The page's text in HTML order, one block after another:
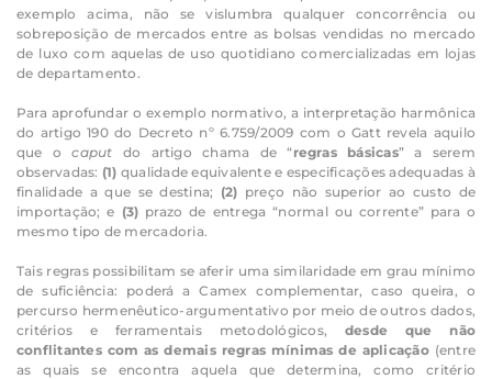
exemplo acima, não se vislumbra qualquer concorrência ou
sobreposição de mercados entre as bolsas vendidas no mercado
de luxo com aquelas de uso quotidiano comercializadas em lojas
de departamento.
Para aprofundar o exemplo normativo, a interpretação harmônica
do artigo 190 do Decreto nº 6.759/2009 com o Gatt revela aquilo
que ocaput do artigo chama de “regras básicas” a serem
observadas: (1) qualidade equivalente e especificações adequadas à
finalidade a que se destina; (2) preço não superior ao custo de
importação; e (3) prazo de entrega “normal ou corrente” para o
mesmo tipo de mercadoria.
Tais regras possibilitam se aferir uma similaridade em grau mínimo
de suficiência: poderá a Camex complementar, caso queira, o
percurso hermenêutico-argumentativo por meio de outros dados,
critérios e ferramentais metodológicos, desde que não
conflitantes com as demais regras mínimas de aplicação (entre
as quais se encontra aquela que determina, como critério